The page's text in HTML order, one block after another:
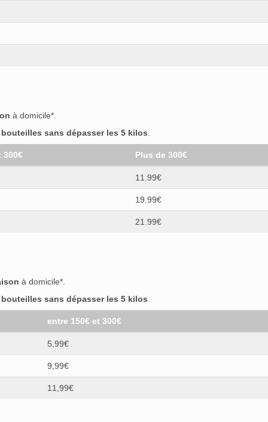
à domicile*.
sans dépasser les 5 kilos
300€ Plus de 300€
11.99€
19.99€
21.99€
à domicile*.
sans dépasser les 5 kilos
entre 150€ et 300€
5,99€
9,99€
11,99€